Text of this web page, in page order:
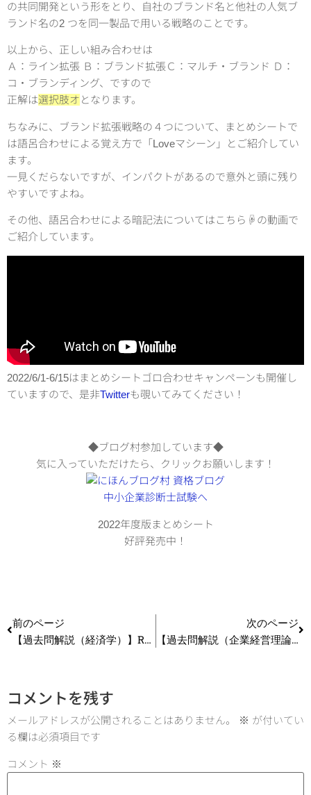
の共同開発という形をとり、自社のブランド名と他社の人気ブ
ランド名の2 つを同一製品で用いる戦略のことです。
以上から、正しい組み合わせは
Ａ：ライン拡張 Ｂ：ブランド拡張Ｃ：マルチ・ブランド Ｄ：
コ・ブランディング、ですので
正解は選択肢オ となります。
ちなみに、ブランド拡張戦略の４つについて、まとめシートで
は語呂合わせによる覚え方で「Loveマシーン」とご紹介してい
ます。
一見くだらないですが、インパクトがあるので意外と頭に残り
やすいですよね。
その他、語呂合わせによる暗記法についてはこちら☟の動画で
ご紹介しています。
2022/6/1-6/15はまとめシートゴロ合わせキャンペーンも開催し
ていますので、是非Twitterも覗いてみてください！
◆ブログ村参加しています◆
気に入っていただけたら、クリックお願いします！
2022年度版まとめシート
好評発売中！
前のページ
【過去問解説（経済学）】R2 第10問 貨幣供給
次のページ
【過去問解説（企業経営理論）】H28 第11問 (1) 海外展開
コメントを残す
メールアドレスが公開されることはありません。 ※ が付いてい
る欄は必須項目です
コメント ※